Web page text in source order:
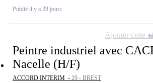
Publié il y a 28 jours
Peintre industriel avec
Nacelle (H/F)
ACCORD INTERIM - 29 - BREST
Ajouter cette